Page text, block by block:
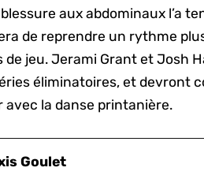
aux abdominaux l’a
de reprendre un rythme
jeu. Jerami Grant et Josh
éliminatoires, et devront
la danse printanière.
Goulet